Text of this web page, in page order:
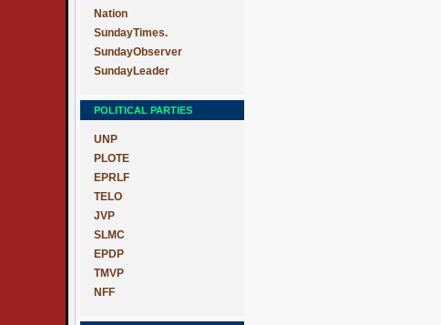
Nation
SundayTimes.
SundayObserver
SundayLeader
POLITICAL PARTIES
UNP
PLOTE
EPRLF
TELO
JVP
SLMC
EPDP
TMVP
NFF